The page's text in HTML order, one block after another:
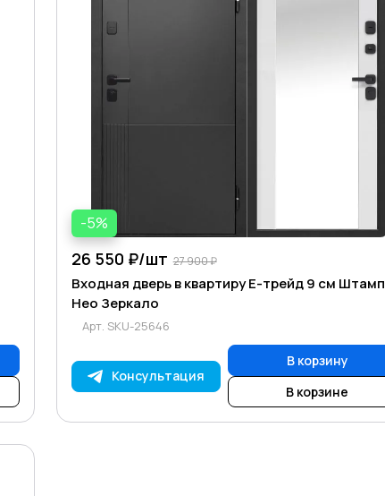
-5%
26 550 ₽/шт 27 900 ₽
Входная дверь в квартиру Е-трейд 9 см Штамп
Нео Зеркало
Арт. SKU-25646
Консультация
В корзину
В корзине